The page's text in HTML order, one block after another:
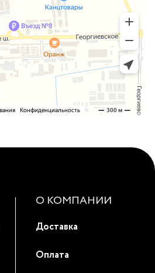
О КОМПАНИИ
Доставка
Оплата